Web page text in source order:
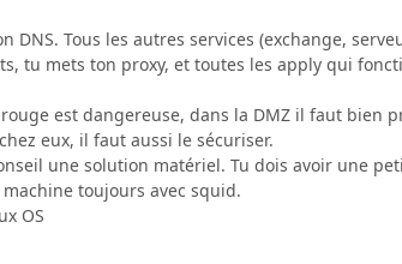
Tous les autres services (exchange,
tu mets ton proxy, et toutes les apply qui
est dangereuse, dans la DMZ il faut bien
eux, il faut aussi le sécuriser.
une solution matériel. Tu dois avoir une
toujours avec squid.
OS